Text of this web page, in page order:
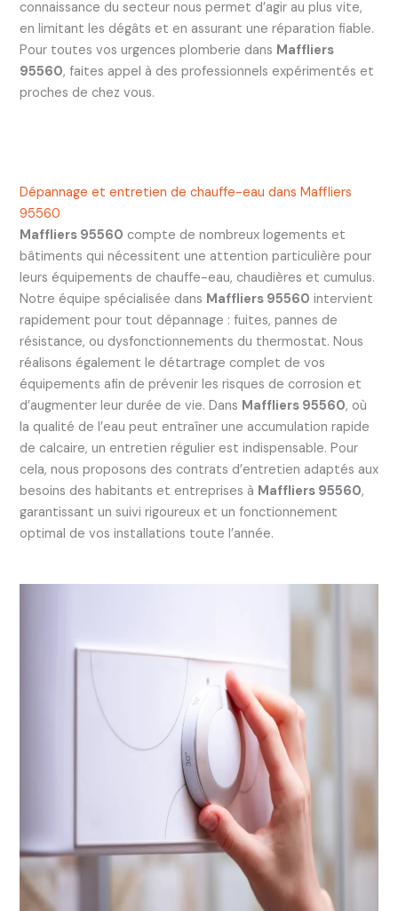
connaissance du secteur nous permet d’agir au plus vite,
en limitant les dégâts et en assurant une réparation fiable.
Pour toutes vos urgences plomberie dans Maffliers
95560, faites appel à des professionnels expérimentés et
proches de chez vous.
Dépannage et entretien de chauffe-eau dans Maffliers
95560
Maffliers 95560 compte de nombreux logements et
bâtiments qui nécessitent une attention particulière pour
leurs équipements de chauffe-eau, chaudières et cumulus.
Notre équipe spécialisée dans Maffliers 95560 intervient
rapidement pour tout dépannage : fuites, pannes de
résistance, ou dysfonctionnements du thermostat. Nous
réalisons également le détartrage complet de vos
équipements afin de prévenir les risques de corrosion et
d’augmenter leur durée de vie. Dans Maffliers 95560, où
la qualité de l’eau peut entraîner une accumulation rapide
de calcaire, un entretien régulier est indispensable. Pour
cela, nous proposons des contrats d’entretien adaptés aux
besoins des habitants et entreprises à Maffliers 95560,
garantissant un suivi rigoureux et un fonctionnement
optimal de vos installations toute l’année.